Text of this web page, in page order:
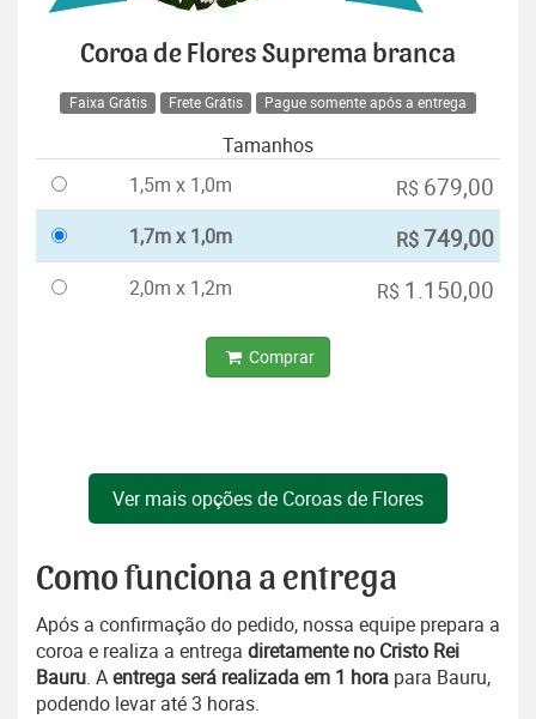
Coroa de Flores Suprema branca
Faixa Grátis Frete Grátis Pague somente após a entrega
Tamanhos
1,5m x 1,0m
R$ 679,00
1,7m x 1,0m R$749,00
2,0m x 1,2m R$ 1.150,00
Comprar
Ver mais opções de Coroas de Flores
Como funciona a entrega
Após a confirmação do pedido, nossa equipe prepara a
coroa e realiza a entrega diretamente no Cristo Rei
Bauru. Aentrega será realizada em 1 hora para Bauru,
podendo levar até 3 horas.